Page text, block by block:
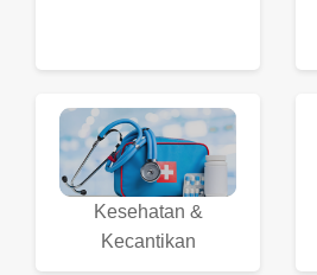
Kesehatan &
Kecantikan